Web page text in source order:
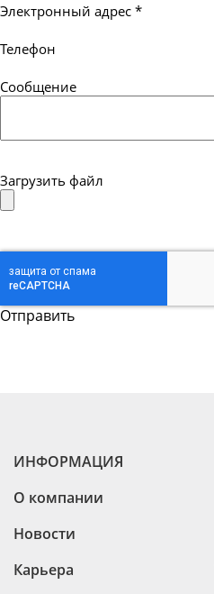
Электронный адрес *
Телефон
Сообщение
Загрузить файл
ИНФОРМАЦИЯ
О компании
Новости
Карьера